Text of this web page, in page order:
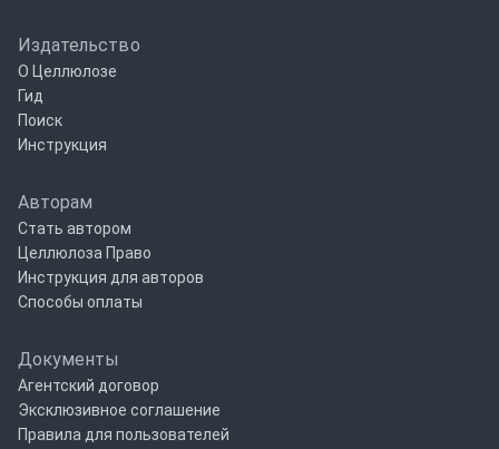
Издательство
О Целлюлозе
Гид
Поиск
Инструкция
Авторам
Стать автором
Целлюлоза Право
Инструкция для авторов
Способы оплаты
Документы
Агентский договор
Эксклюзивное соглашение
Правила для пользователей